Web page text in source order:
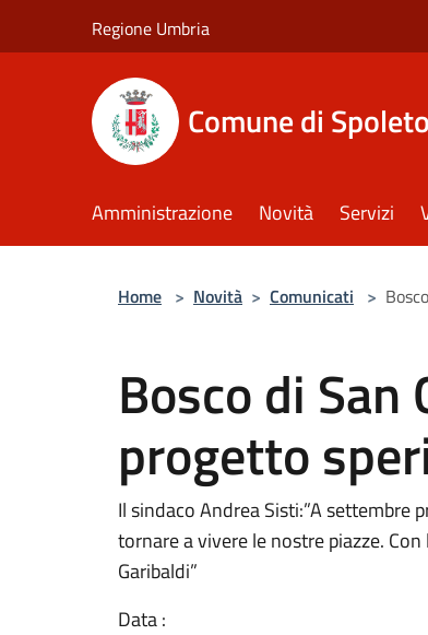
Regione Umbria
Comune di Spoleto
Amministrazione Novità Servizi
Home > Novità > Comunicati >
Bosco di
progetto
Il sindaco Andrea Sisti:”A settembre
tornare a vivere le nostre piazze.
Garibaldi”
Data :